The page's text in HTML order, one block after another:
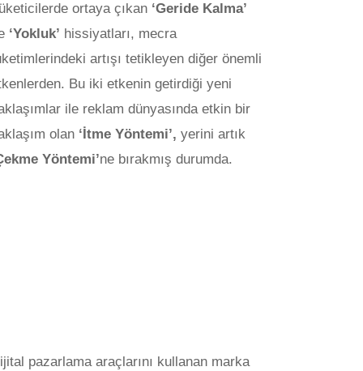
ortaya çıkan ‘Geride Kalma’
‘Yokluk’ hissiyatları, mecra
artışı tetikleyen diğer önemli
Bu iki etkenin getirdiği yeni
ile reklam dünyasında etkin bir
olan ‘İtme Yöntemi’, yerini artık
Yöntemi’ne bırakmış durumda.
pazarlama araçlarını kullanan marka